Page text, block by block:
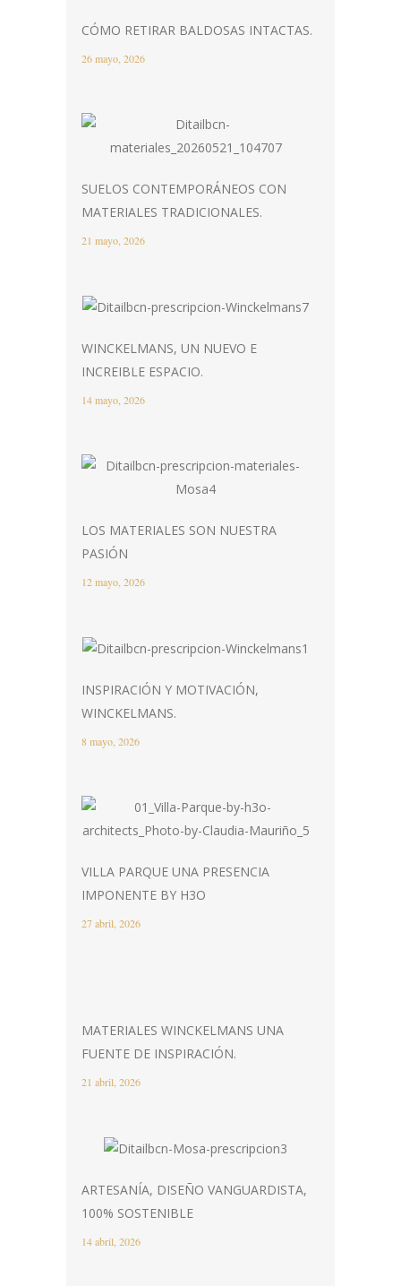
CÓMO RETIRAR BALDOSAS INTACTAS.
26 mayo, 2026
SUELOS CONTEMPORÁNEOS CON
MATERIALES TRADICIONALES.
21 mayo, 2026
WINCKELMANS, UN NUEVO E
INCREIBLE ESPACIO.
14 mayo, 2026
LOS MATERIALES SON NUESTRA
PASIÓN
12 mayo, 2026
INSPIRACIÓN Y MOTIVACIÓN,
WINCKELMANS.
8 mayo, 2026
VILLA PARQUE UNA PRESENCIA
IMPONENTE BY H3O
27 abril, 2026
MATERIALES WINCKELMANS UNA
FUENTE DE INSPIRACIÓN.
21 abril, 2026
ARTESANÍA, DISEÑO VANGUARDISTA,
100% SOSTENIBLE
14 abril, 2026